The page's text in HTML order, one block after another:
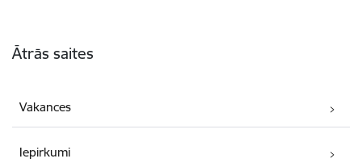
Ātrās saites
Vakances
Iepirkumi